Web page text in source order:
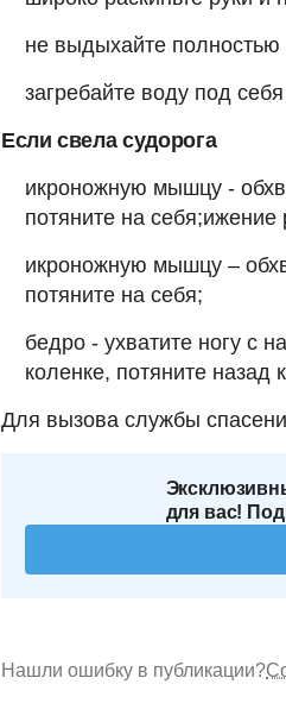
не выдыхайте полностью
загребайте воду под
Если свела судорога
икроножную мышцу -
потяните на себя;ижение
икроножную мышцу –
потяните на себя;
бедро - ухватите ногу с
коленке, потяните назад
Для вызова службы
для вас!
Нашли ошибку в публикации?